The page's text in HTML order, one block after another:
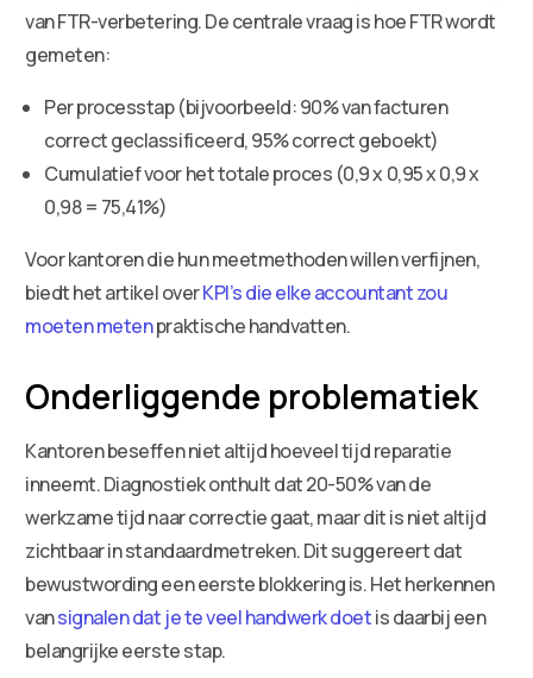
van FTR-verbetering. De centrale vraag is hoe FTR wordt
gemeten:
Per processtap (bijvoorbeeld: 90% van facturen
correct geclassificeerd, 95% correct geboekt)
Cumulatief voor het totale proces (0,9 x 0,95 x 0,9 x
0,98 = 75,41%)
Voor kantoren die hun meetmethoden willen verfijnen,
biedt het artikel overKPI’s die elke accountant zou
moeten metenpraktische handvatten.
Onderliggende problematiek
Kantoren beseffen niet altijd hoeveel tijd reparatie
inneemt. Diagnostiek onthult dat 20-50% van de
werkzame tijd naar correctie gaat, maar dit is niet altijd
zichtbaar in standaardmetreken. Dit suggereert dat
bewustwording een eerste blokkering is. Het herkennen
vansignalen dat je te veel handwerk doetis daarbij een
belangrijke eerste stap.